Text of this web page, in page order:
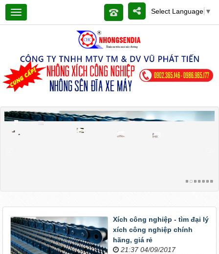
Select Language ▼
Xích công nghiệp - tìm đại lý
xích công nghiệp chính
hãng, giá rẻ
21:37 04/09/2017